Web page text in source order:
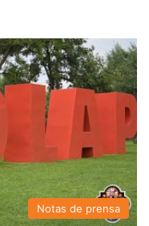
Notas de prensa